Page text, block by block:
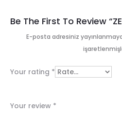
R
i
w
Be The First To Review
E-posta adresiniz
Your rating *
Your review *